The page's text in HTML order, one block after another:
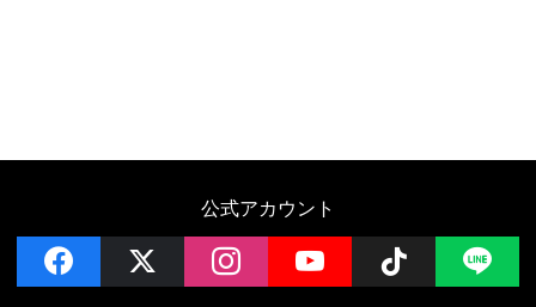
公式アカウント
facebook instagramYouTube Follow